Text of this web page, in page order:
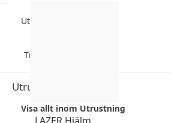
Utrustning
Tillbaks till Dam
Utrustning
Visa allt inom Utrustning
LAZER Hjälm